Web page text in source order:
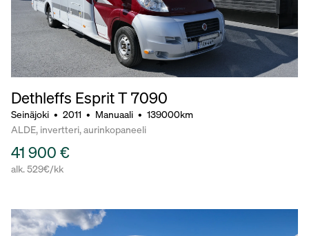
Dethleffs Esprit T 7090
Seinäjoki • 2011 • Manuaali • 139000km
ALDE, invertteri, aurinkopaneeli
41 900 €
alk. 529€/kk